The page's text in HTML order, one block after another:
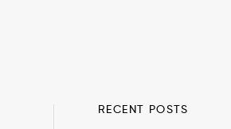
RECENT POSTS